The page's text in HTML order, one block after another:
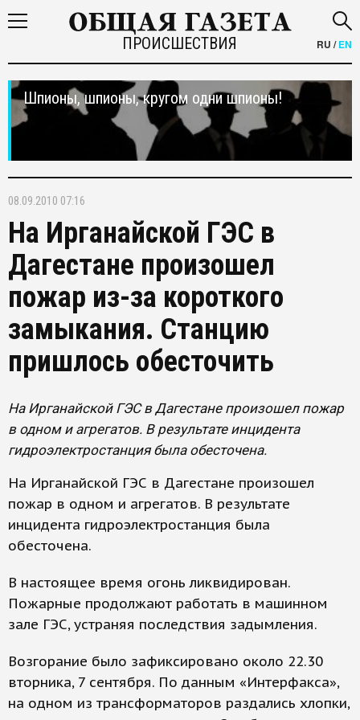
ПРОИСШЕСТВИЯ RU /EN
Шпионы, шпионы, кругом одни шпионы!
08.09.2010 07:16
На Ирганайской ГЭС в
Дагестане произошел
пожар из-за короткого
замыкания. Станцию
пришлось обесточить
На Ирганайской ГЭС в Дагестане произошел пожар
в одном и агрегатов. В результате инцидента
гидроэлектростанция была обесточена.
На Ирганайской ГЭС в Дагестане произошел
пожар в одном и агрегатов. В результате
инцидента гидроэлектростанция была
обесточена.
В настоящее время огонь ликвидирован.
Пожарные продолжают работать в машинном
зале ГЭС, устраняя последствия задымления.
Возгорание было зафиксировано около 22.30
вторника, 7 сентября. По данным «Интерфакса»,
на одном из трансформаторов раздались хлопки,